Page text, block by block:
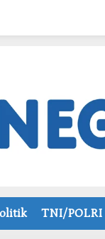
TNI/POLRI